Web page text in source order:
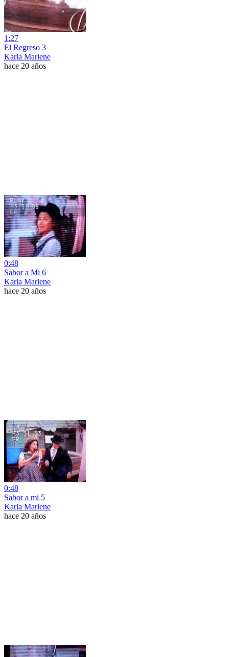
1:27
El Regreso 3
Karla Marlene
hace 20 años
0:48
Sabor a Mi 6
Karla Marlene
hace 20 años
0:48
Sabor a mi 5
Karla Marlene
hace 20 años